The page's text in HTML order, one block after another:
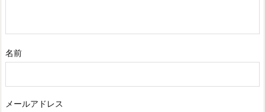
名前
メールアドレス